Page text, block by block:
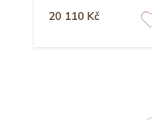
20 110 Kč